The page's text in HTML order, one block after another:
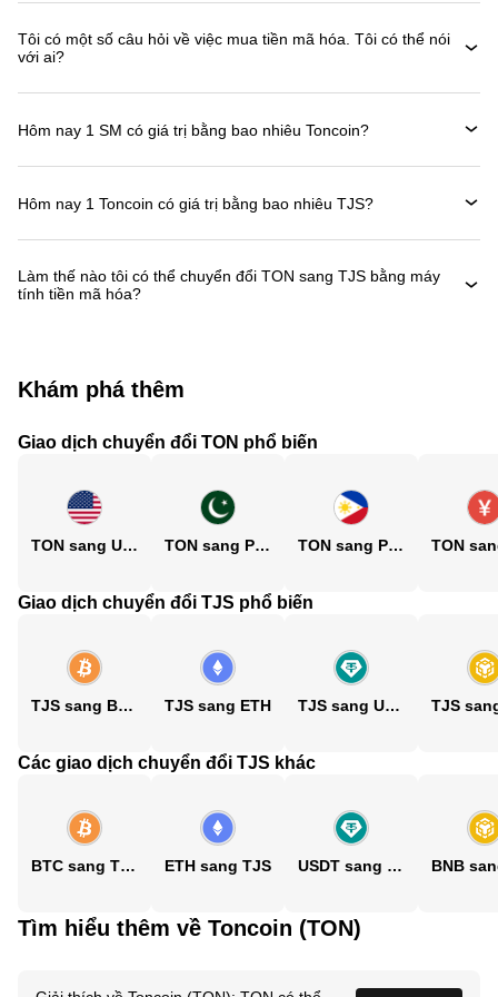
Tôi có một số câu hỏi về việc mua tiền mã hóa. Tôi có thể nói
với ai?
Hôm nay 1 SM có giá trị bằng bao nhiêu Toncoin?
Hôm nay 1 Toncoin có giá trị bằng bao nhiêu TJS?
Làm thế nào tôi có thể chuyển đổi TON sang TJS bằng máy
tính tiền mã hóa?
Khám phá thêm
Giao dịch chuyển đổi TON phổ biến
TON sang USD TON sang PKR TON sang PHP
Giao dịch chuyển đổi TJS phổ biến
TJS sang BTC TJS sang ETH TJS sang USDT
Các giao dịch chuyển đổi TJS khác
BTC sang TJS ETH sang TJS USDT sang TJS
Tìm hiểu thêm về Toncoin (TON)